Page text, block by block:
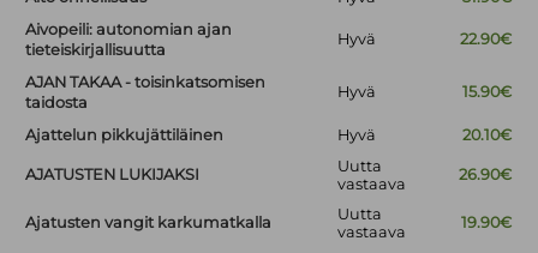
Aivopeili: autonomian ajan
tieteiskirjallisuutta
Hyvä 22.90€
AJAN TAKAA - toisinkatsomisen
taidosta
Hyvä 15.90€
Ajattelun pikkujättiläinen Hyvä 20.10€
AJATUSTEN LUKIJAKSI
Uutta
vastaava
26.90€
Ajatusten vangit karkumatkalla
Uutta
vastaava
19.90€